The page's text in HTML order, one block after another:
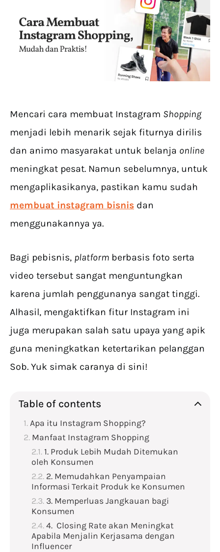
Mencari cara membuat Instagram Shopping
menjadi lebih menarik sejak fiturnya dirilis
dan animo masyarakat untuk belanja online
meningkat pesat. Namun sebelumnya, untuk
mengaplikasikanya, pastikan kamu sudah
membuat instagram bisnis dan
menggunakannya ya.
Bagi pebisnis, platform berbasis foto serta
video tersebut sangat menguntungkan
karena jumlah penggunanya sangat tinggi.
Alhasil, mengaktifkan fitur Instagram ini
juga merupakan salah satu upaya yang apik
guna meningkatkan ketertarikan pelanggan
Sob. Yuk simak caranya di sini!
Table of contents
Apa itu Instagram Shopping?
Manfaat Instagram Shopping
1. Produk Lebih Mudah Ditemukan
oleh Konsumen
2. Memudahkan Penyampaian
Informasi Terkait Produk ke Konsumen
3. Memperluas Jangkauan bagi
Konsumen
4. Closing Rate akan Meningkat
Apabila Menjalin Kerjasama dengan
Influencer